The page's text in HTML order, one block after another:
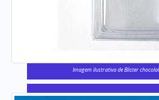
Imagem ilustrativa de Blister